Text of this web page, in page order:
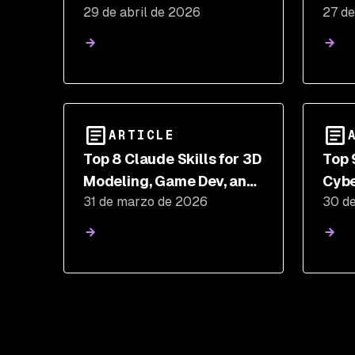
Stealer Hits SAP @cap-js
and mbt npm Packages
29 de abril de 2026 27
ARTICLE
Top 8 Claude Skills for 3D
Modeling, Game Dev, and
Shader Programming
31 de marzo de 2026
Top
and
30